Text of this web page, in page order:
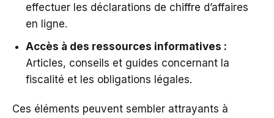
effectuer les déclarations de chiffre d’affaires
en ligne.
Accès à des ressources informatives :
Articles, conseils et guides concernant la
fiscalité et les obligations légales.
Ces éléments peuvent sembler attrayants à